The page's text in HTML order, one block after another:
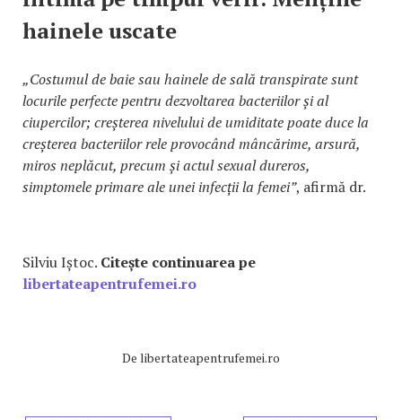
hainele uscate
„Costumul de baie sau hainele de sală transpirate sunt
locurile perfecte pentru dezvoltarea bacteriilor și al
ciupercilor; creșterea nivelului de umiditate poate duce la
creșterea bacteriilor rele provocând mâncărime, arsură,
miros neplăcut, precum și actul sexual dureros,
simptomele primare ale unei infecții la femei”, afirmă dr.
Silviu Iștoc. Citește continuarea pe
libertateapentrufemei.ro
De libertateapentrufemei.ro